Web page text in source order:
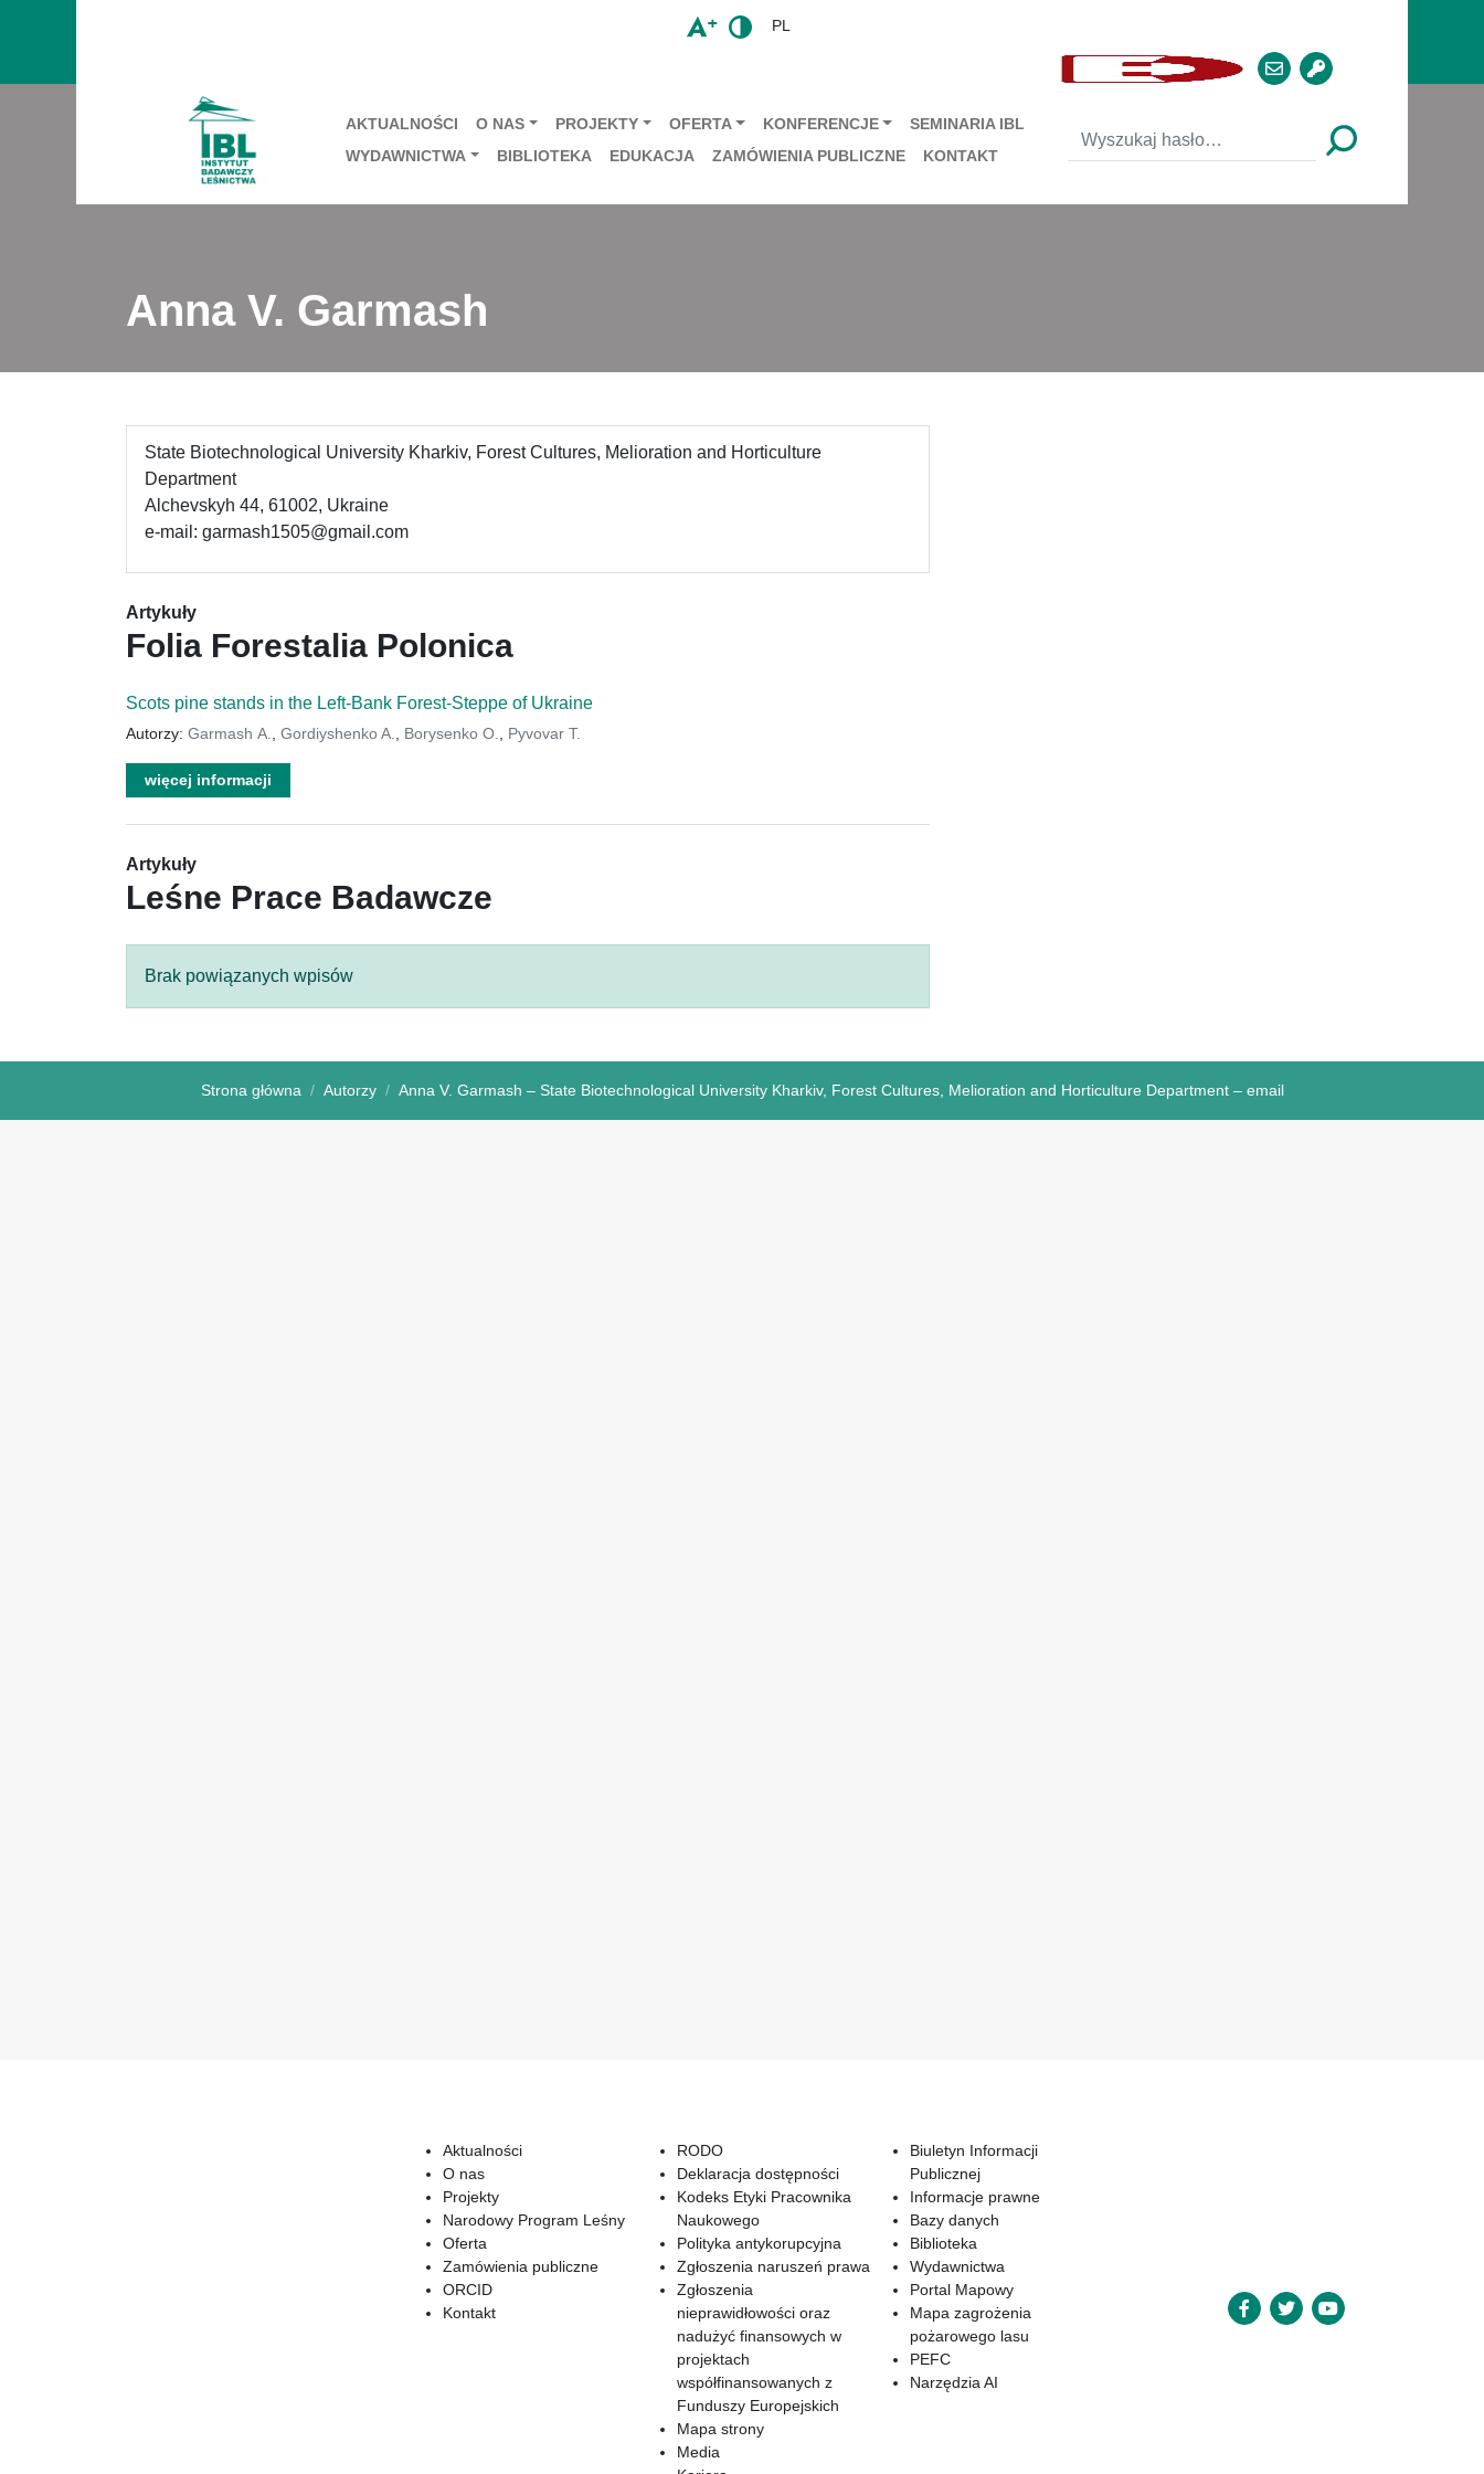
PL
AKTUALNOŚCI O NAS PROJEKTY OFERTA KONFERENCJE
SEMINARIA IBL
WYDAWNICTWA
BIBLIOTEKA EDUKACJA ZAMÓWIENIA PUBLICZNE KONTAKT
Аnna V. Garmash
State Biotechnological University Kharkiv, Forest Cultures, Melioration and Horticulture
Department
Alchevskyh 44, 61002, Ukraine
e-mail: garmash1505@gmail.com
Artykuły
Folia Forestalia Polonica
Scots pine stands in the Left-Bank Forest-Steppe of Ukraine
Autorzy: Garmash А. Gordiyshenko A. Borysenko O. Pyvovar T.
więcej informacji
Artykuły
Leśne Prace Badawcze
Brak powiązanych wpisów
Strona główna Autorzy Аnna V. Garmash – State Biotechnological University Kharkiv, Forest Cultures, Melioration and Horticulture Department – email
Aktualności
O nas
Projekty
Narodowy Program Leśny
Oferta
Zamówienia publiczne
ORCID
Kontakt
RODO
Deklaracja dostępności
Kodeks Etyki Pracownika
Naukowego
Polityka antykorupcyjna
Zgłoszenia naruszeń prawa
Zgłoszenia
nieprawidłowości oraz
nadużyć finansowych w
projektach
współfinansowanych z
Funduszy Europejskich
Mapa strony
Media
Biuletyn Informacji
Publicznej
Informacje prawne
Bazy danych
Biblioteka
Wydawnictwa
Portal Mapowy
Mapa zagrożenia
pożarowego lasu
PEFC
Narzędzia AI